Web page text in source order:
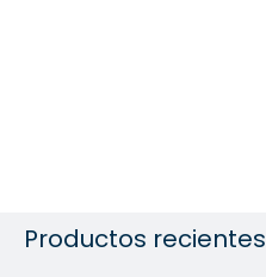
Productos recientes